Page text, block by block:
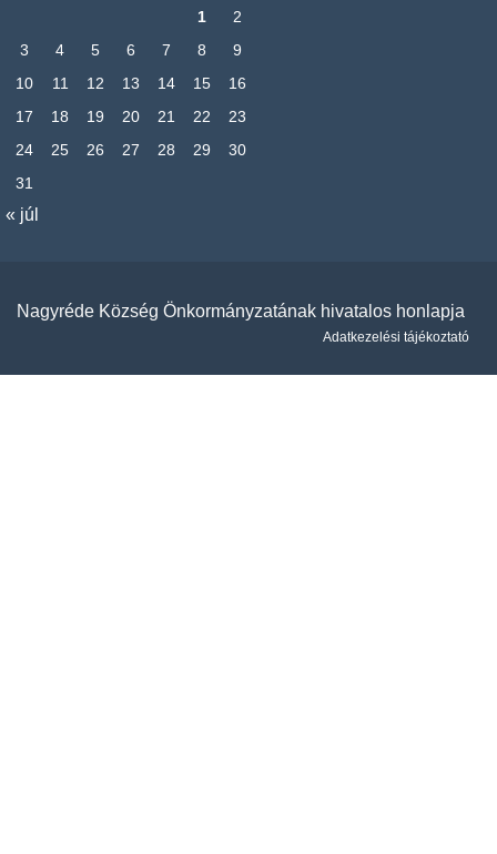
1
2
3
4 5 6 7 8
9
10
11 12 13 14 15
16
17
18 19 20 21 22
23
24
25 26 27 28 29
30
31
« júl
Nagyréde Község Önkormányzatának hivatalos honlapja
Adatkezelési tájékoztató